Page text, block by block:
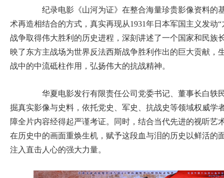
纪录电影《山河为证》在整合海量珍贵影像资料的
术再造相结合的方式，真实再现从1931年日本军国主义发动“
战争取得伟大胜利的历史进程，深刻讲述了一个国家和民族
映了东方主战场为世界反法西斯战争胜利作出的巨大贡献，
战中的中流砥柱作用，弘扬伟大的抗战精神。
华夏电影发行有限责任公司党委书记、董事长白轶
掘真实影像与史料，依托党史、军史、抗战史等领域权威学
障全片内容经得起严谨考证。同时，结合当代先进的视听艺
在历史中的画面重焕生机，赋予这段血与泪的历史以鲜活的
注入直击人心的强大力量。